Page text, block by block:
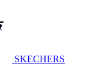
SKECHERS